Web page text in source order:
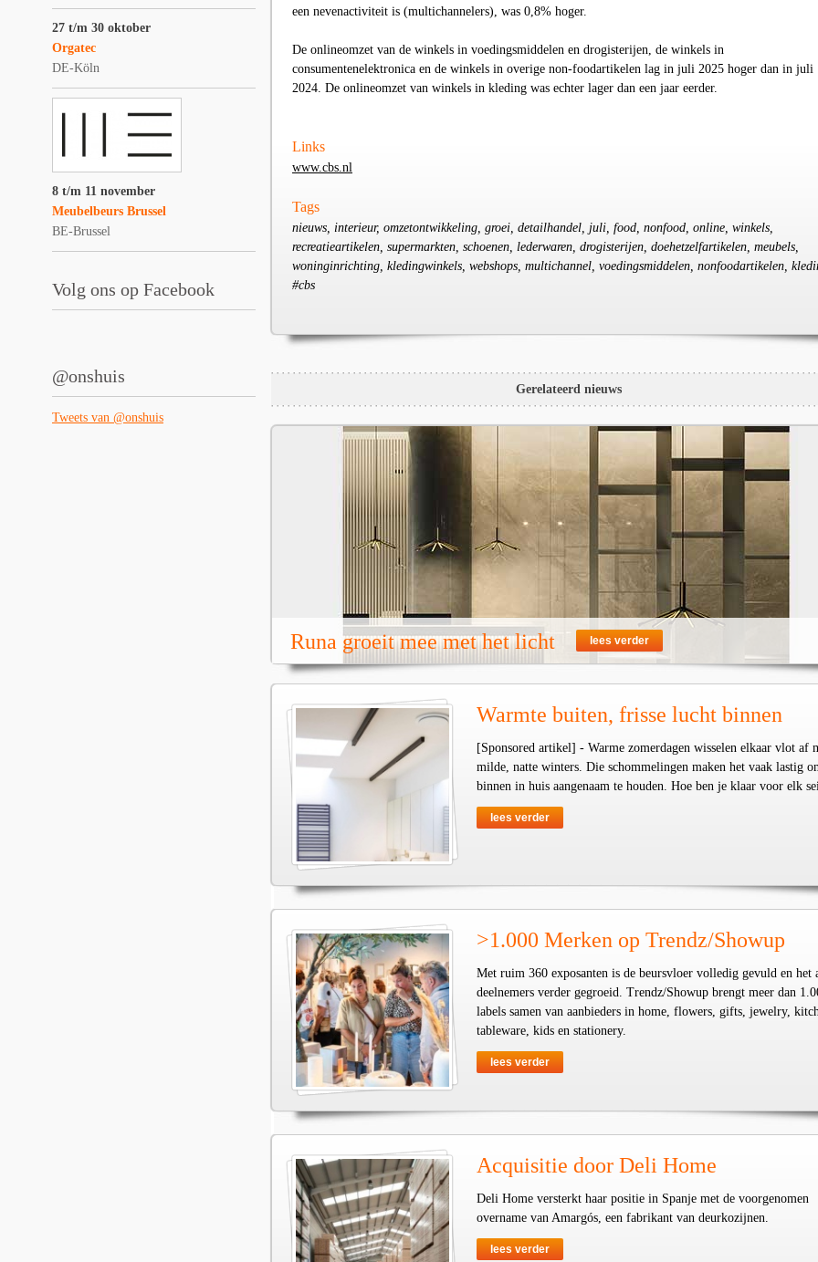
27 t/m 30 oktober
Orgatec
DE-Köln
8 t/m 11 november
Meubelbeurs Brussel
BE-Brussel
Volg ons op Facebook
@onshuis
Tweets van @onshuis
een nevenactiviteit is (multichannelers), was 0,8% hoger.
De onlineomzet van de winkels in voedingsmiddelen en drogisterijen, de winkels in
consumentenelektronica en de winkels in overige non-foodartikelen lag in juli 2025 hoger dan in juli
2024. De onlineomzet van winkels in kleding was echter lager dan een jaar eerder.
Links
www.cbs.nl
Tags
nieuws, interieur, omzetontwikkeling, groei, detailhandel, juli, food, nonfood, online, winkels,
recreatieartikelen, supermarkten, schoenen, lederwaren, drogisterijen, doehetzelfartikelen, meubels,
woninginrichting, kledingwinkels, webshops, multichannel, voedingsmiddelen, nonfoodartikelen,
#cbs
Gerelateerd nieuws
Runa groeit mee met het licht lees verder
Warmte buiten, frisse lucht binnen
[Sponsored artikel] - Warme zomerdagen wisselen elkaar vlot af
milde, natte winters. Die schommelingen maken het vaak lastig
binnen in huis aangenaam te houden. Hoe ben je klaar voor elk
lees verder
>1.000 Merken op Trendz/Showup
Met ruim 360 exposanten is de beursvloer volledig gevuld en het
deelnemers verder gegroeid. Trendz/Showup brengt meer dan
labels samen van aanbieders in home, flowers, gifts, jewelry,
tableware, kids en stationery.
lees verder
Acquisitie door Deli Home
Deli Home versterkt haar positie in Spanje met de voorgenomen
overname van Amargós, een fabrikant van deurkozijnen.
lees verder